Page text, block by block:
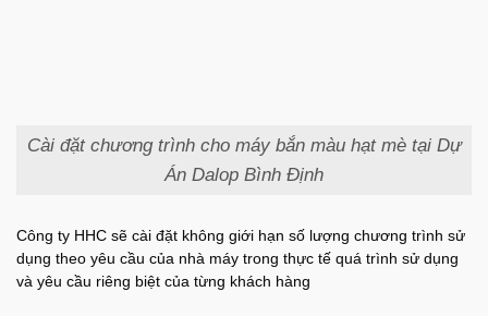
Cài đặt chương trình cho máy bắn màu hạt mè tại Dự
Án Dalop Bình Định
Công ty HHC sẽ cài đặt không giới hạn số lượng chương trình sử
dụng theo yêu cầu của nhà máy trong thực tế quá trình sử dụng
và yêu cầu riêng biệt của từng khách hàng